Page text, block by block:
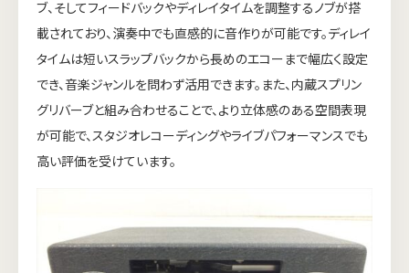
ブ、そしてフィードバックやディレイタイムを調整するノブが搭
載されており、演奏中でも直感的に音作りが可能です。ディレイ
タイムは短いスラップバックから長めのエコーまで幅広く設定
でき、音楽ジャンルを問わず活用できます。また、内蔵スプリン
グリバーブと組み合わせることで、より立体感のある空間表現
が可能で、スタジオレコーディングやライブパフォーマンスでも
高い評価を受けています。